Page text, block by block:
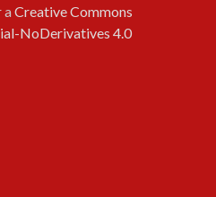
aCreative Commons
NoDerivatives 4.0